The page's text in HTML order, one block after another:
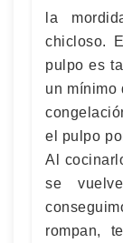
la
chicloso.
pulpo es
un mínimo
el pulpo
Al
se
rompan,